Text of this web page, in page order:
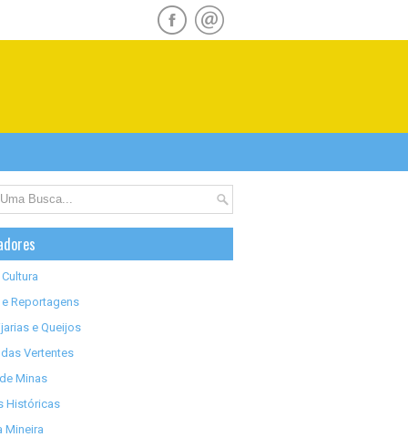
Reportagens
e Queijos
Vertentes
Minas
Históricas
Mineira